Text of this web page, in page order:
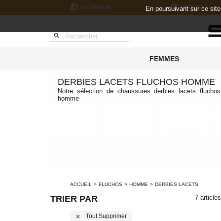
FACEBOOK TWITTER

FEMMES
DERBIES LACETS FLUCHOS HOMME
Notre sélection de chaussures derbies lacets fluchos
homme
ACCUEIL FLUCHOS HOMME DERBIES LACETS
TRIER PAR
close Tout Supprimer
7
En poursuivant sur ce